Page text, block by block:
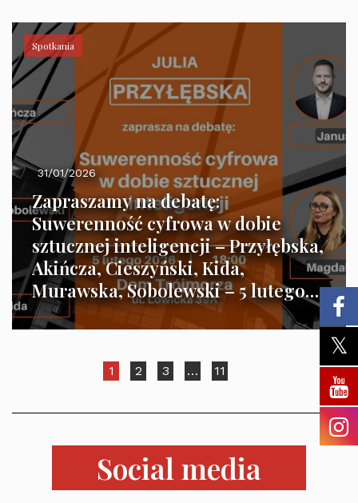
Spotkania
31/01/2026
Zapraszamy na debatę:
Suwerenność cyfrowa w dobie
sztucznej inteligencji – Przyłębska,
Akińcza, Cieszyński, Kida,
Murawska, Sobolewski – 5 lutego
2026 r. godz. 18:00.
1 2 3 … 11
Social media